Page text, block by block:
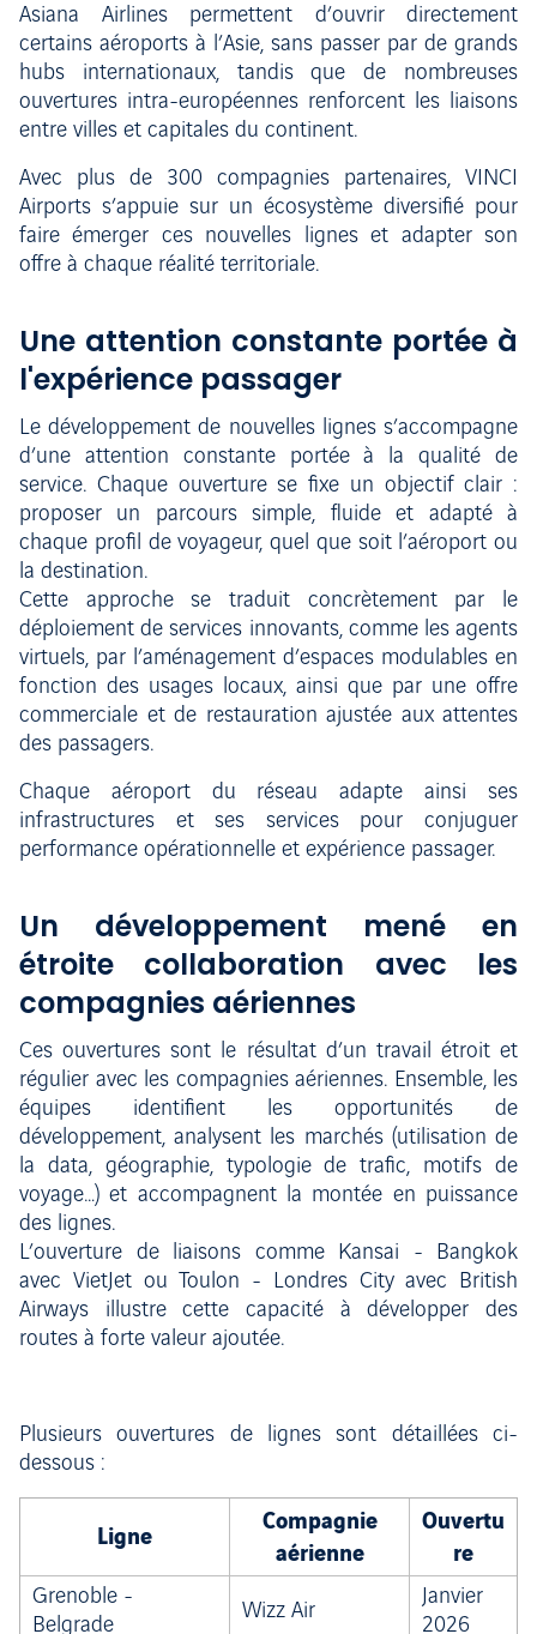
Asiana Airlines permettent d’ouvrir directement
certains aéroports à l’Asie, sans passer par de grands
hubs internationaux, tandis que de nombreuses
ouvertures intra-européennes renforcent les liaisons
entre villes et capitales du continent.
Avec plus de 300 compagnies partenaires, VINCI
Airports s’appuie sur un écosystème diversifié pour
faire émerger ces nouvelles lignes et adapter son
offre à chaque réalité territoriale.
Une attention constante portée à
l'expérience passager
Le développement de nouvelles lignes s’accompagne
d’une attention constante portée à la qualité de
service. Chaque ouverture se fixe un objectif clair :
proposer un parcours simple, fluide et adapté à
chaque profil de voyageur, quel que soit l’aéroport ou
la destination.
Cette approche se traduit concrètement par le
déploiement de services innovants, comme les agents
virtuels, par l’aménagement d’espaces modulables en
fonction des usages locaux, ainsi que par une offre
commerciale et de restauration ajustée aux attentes
des passagers.
Chaque aéroport du réseau adapte ainsi ses
infrastructures et ses services pour conjuguer
performance opérationnelle et expérience passager.
Un développement mené en
étroite collaboration avec les
compagnies aériennes
Ces ouvertures sont le résultat d’un travail étroit et
régulier avec les compagnies aériennes. Ensemble, les
équipes identifient les opportunités de
développement, analysent les marchés (utilisation de
la data, géographie, typologie de trafic, motifs de
voyage…) et accompagnent la montée en puissance
des lignes.
L’ouverture de liaisons comme Kansai - Bangkok
avec VietJet ou Toulon - Londres City avec British
Airways illustre cette capacité à développer des
routes à forte valeur ajoutée.
Plusieurs ouvertures de lignes sont détaillées ci-
dessous :
Ligne
Compagnie
aérienne
Ouvertu
re
Grenoble -
Belgrade
Wizz Air
Janvier
2026